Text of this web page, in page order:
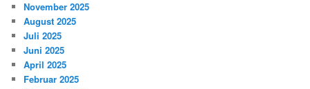
November 2025
August 2025
Juli 2025
Juni 2025
April 2025
Februar 2025